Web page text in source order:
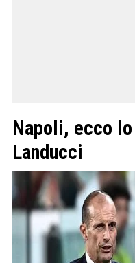
Napoli, ecco
Landucci